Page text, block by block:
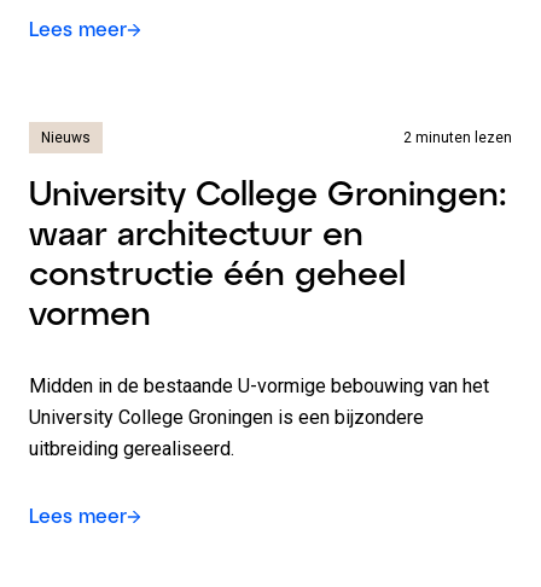
Lees meer
Nieuws 2 minuten lezen
University College Groningen:
waar architectuur en
constructie één geheel
vormen
Midden in de bestaande U-vormige bebouwing van het
University College Groningen is een bijzondere
uitbreiding gerealiseerd.
Lees meer